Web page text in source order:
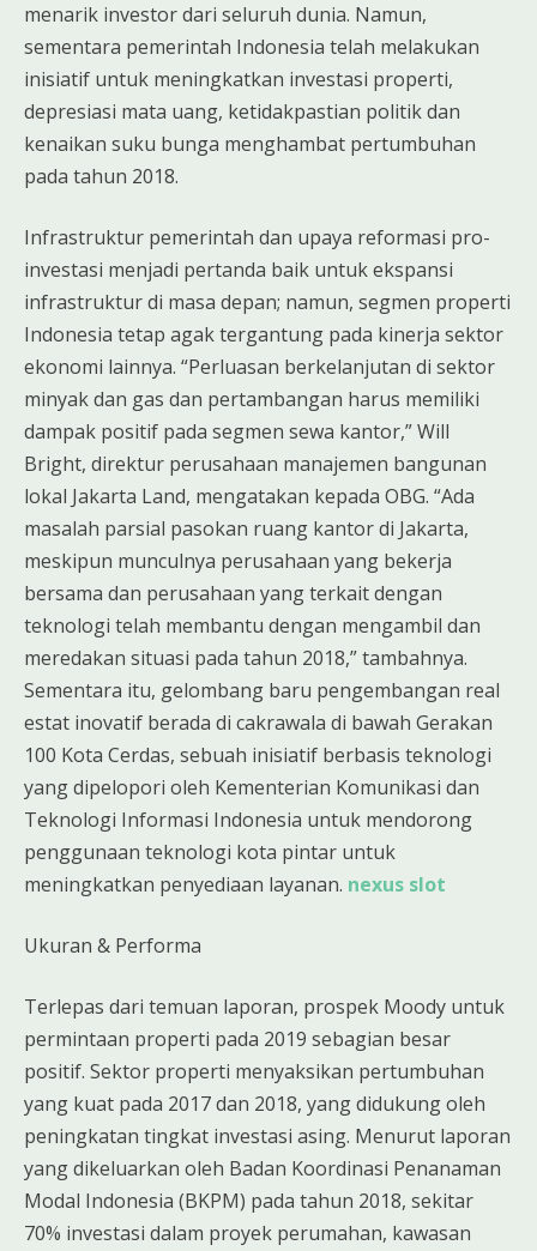
menarik investor dari seluruh dunia. Namun,
sementara pemerintah Indonesia telah melakukan
inisiatif untuk meningkatkan investasi properti,
depresiasi mata uang, ketidakpastian politik dan
kenaikan suku bunga menghambat pertumbuhan
pada tahun 2018.
Infrastruktur pemerintah dan upaya reformasi pro-
investasi menjadi pertanda baik untuk ekspansi
infrastruktur di masa depan; namun, segmen properti
Indonesia tetap agak tergantung pada kinerja sektor
ekonomi lainnya. “Perluasan berkelanjutan di sektor
minyak dan gas dan pertambangan harus memiliki
dampak positif pada segmen sewa kantor,” Will
Bright, direktur perusahaan manajemen bangunan
lokal Jakarta Land, mengatakan kepada OBG. “Ada
masalah parsial pasokan ruang kantor di Jakarta,
meskipun munculnya perusahaan yang bekerja
bersama dan perusahaan yang terkait dengan
teknologi telah membantu dengan mengambil dan
meredakan situasi pada tahun 2018,” tambahnya.
Sementara itu, gelombang baru pengembangan real
estat inovatif berada di cakrawala di bawah Gerakan
100 Kota Cerdas, sebuah inisiatif berbasis teknologi
yang dipelopori oleh Kementerian Komunikasi dan
Teknologi Informasi Indonesia untuk mendorong
penggunaan teknologi kota pintar untuk
meningkatkan penyediaan layanan. nexus slot
Ukuran & Performa
Terlepas dari temuan laporan, prospek Moody untuk
permintaan properti pada 2019 sebagian besar
positif. Sektor properti menyaksikan pertumbuhan
yang kuat pada 2017 dan 2018, yang didukung oleh
peningkatan tingkat investasi asing. Menurut laporan
yang dikeluarkan oleh Badan Koordinasi Penanaman
Modal Indonesia (BKPM) pada tahun 2018, sekitar
70% investasi dalam proyek perumahan, kawasan